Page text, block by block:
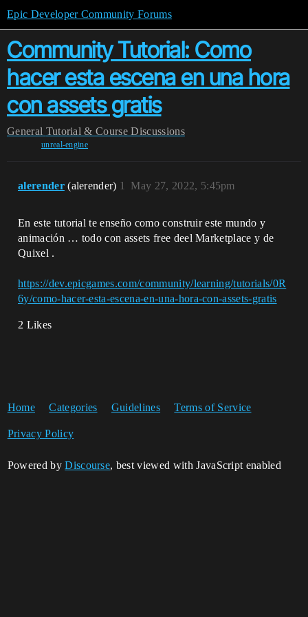
Epic Developer Community Forums
Community Tutorial: Como
hacer esta escena en una hora
con assets gratis
General Tutorial & Course Discussions
unreal-engine
alerender (alerender) May 27, 2022, 5:45pm
1
En este tutorial te enseño como construir este mundo y
animación … todo con assets free deel Marketplace y de
Quixel .
https://dev.epicgames.com/community/learning/tutorials/0R
6y/como-hacer-esta-escena-en-una-hora-con-assets-gratis
2 Likes
Home Categories Guidelines Terms of Service
Privacy Policy
Powered byDiscourse, best viewed with JavaScript enabled